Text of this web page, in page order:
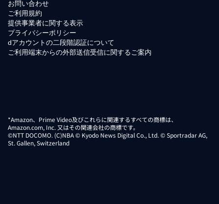
お問い合わせ
ご利用規約
提供事業者に関する表示
プライバシーポリシー
dアカウントの二段階認証について
ご利用端末からの外部送信受信に関するご案内
*Amazon、Prime Video及びこれらに関連するすべての商標は、
Amazon.com, Inc. 又はその関連会社の商標です。
©NTT DOCOMO. (C)NBA © Kyodo News Digital Co., Ltd. © Sportradar AG,
St. Gallen, Switzerland